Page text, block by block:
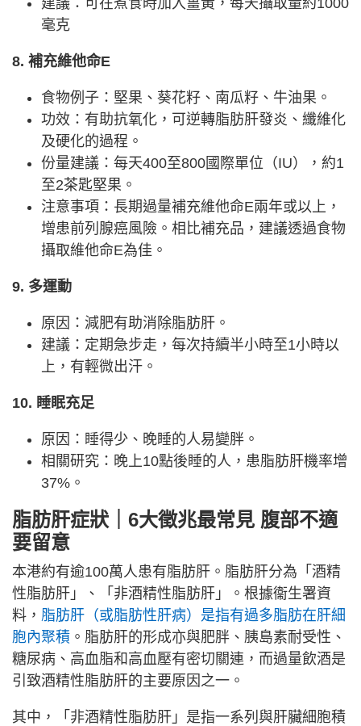
毫克
8. 補充維他命E
食物例子：堅果、葵花籽、南瓜籽、牛油果。
功效：有助抗氧化，可逆轉脂肪肝發炎、纖維化
及硬化的過程。
份量建議：每天400至800國際單位（IU），約1
至2茶匙堅果。
注意事項：長期過量補充維他命E兩年或以上，
增患前列腺癌風險。相比補充品，建議透過食物
攝取維他命E為佳。
9. 多運動
原因：減肥有助消除脂肪肝。
建議：定期急步走，每次持續半小時至1小時以
上，有輕微出汗。
10. 睡眠充足
原因：睡得少、晚睡的人易變胖。
相關研究：晚上10點後睡的人，患脂肪肝機率增
37%。
脂肪肝症狀｜ 6大徵兆最常見 腹部不適
要留意
本港約有逾100萬人患有脂肪肝。脂肪肝分為「酒精
性脂肪肝」、「非酒精性脂肪肝」。根據衞生署資
料， 脂肪肝（或脂肪性肝病）是指有過多脂肪在肝細
胞內聚積 。脂肪肝的形成亦與肥胖、胰島素耐受性、
糖尿病、高血脂和高血壓有密切關連，而過量飲酒是
引致酒精性脂肪肝的主要原因之一。
其中，「非酒精性脂肪肝」是指一系列與肝臟細胞積